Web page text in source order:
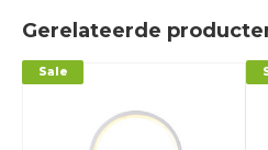
Gerelateerde
Sale